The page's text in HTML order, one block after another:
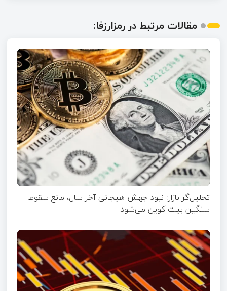
مقالات مرتبط در رمزارزفا:
تحلیل‌گر بازار: نبود جهش هیجانی آخر سال، مانع سقوط
سنگین بیت کوین می‌شود